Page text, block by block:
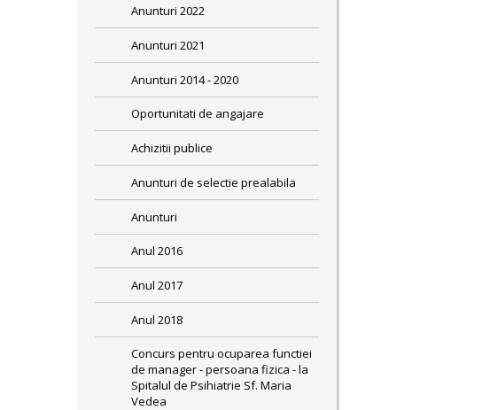
Anunturi 2022
Anunturi 2021
Anunturi 2014 - 2020
Oportunitati de angajare
Achizitii publice
Anunturi de selectie prealabila
Anunturi
Anul 2016
Anul 2017
Anul 2018
Concurs pentru ocuparea functiei
de manager - persoana fizica - la
Spitalul de Psihiatrie Sf. Maria
Vedea